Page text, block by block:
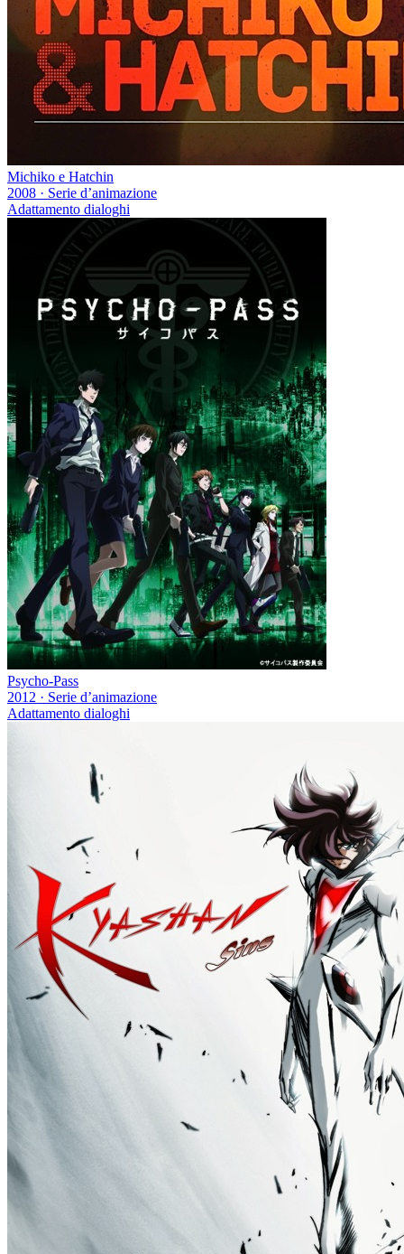
Michiko e Hatchin
2008 · Serie d’animazione
Adattamento dialoghi
Psycho-Pass
2012 · Serie d’animazione
Adattamento dialoghi